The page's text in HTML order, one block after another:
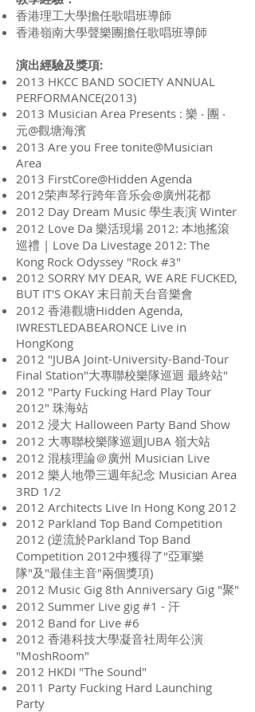
香港理工大學擔任歌唱班導師
香港嶺南大學聲樂團擔任歌唱班導師
演出經驗及獎項:
2013 HKCC BAND SOCIETY ANNUAL
PERFORMANCE(2013)
2013 Musician Area Presents : 樂 ‧ 團 ‧
元@觀塘海濱
2013 Are you Free tonite@Musician
Area
2013 FirstCore@Hidden Agenda
2012荣声琴行跨年音乐会@廣州花都
2012 Day Dream Music 學生表演 Winter
2012 Love Da 樂活現場 2012: 本地搖滾
巡禮 | Love Da Livestage 2012: The
Kong Rock Odyssey "Rock #3"
2012 SORRY MY DEAR, WE ARE FUCKED,
BUT IT'S OKAY 末日前天台音樂會
2012 香港觀塘Hidden Agenda,
IWRESTLEDABEARONCE Live in
HongKong
2012 "JUBA Joint-University-Band-Tour
Final Station"大專聯校樂隊巡迴 最終站"
2012 "Party Fucking Hard Play Tour
2012" 珠海站
2012 浸大 Halloween Party Band Show
2012 大專聯校樂隊巡迴JUBA 嶺大站
2012 混核理論＠廣州 Musician Live
2012 樂人地帶三週年紀念 Musician Area
3RD 1/2
2012 Architects Live In Hong Kong 2012
2012 Parkland Top Band Competition
2012 (逆流於Parkland Top Band
Competition 2012中獲得了"亞軍樂
隊"及"最佳主音"兩個獎項)
2012 Music Gig 8th Anniversary Gig "聚"
2012 Summer Live gig #1 - 汗
2012 Band for Live #6
2012 香港科技大學凝音社周年公演
"MoshRoom"
2012 HKDI "The Sound"
2011 Party Fucking Hard Launching
Party